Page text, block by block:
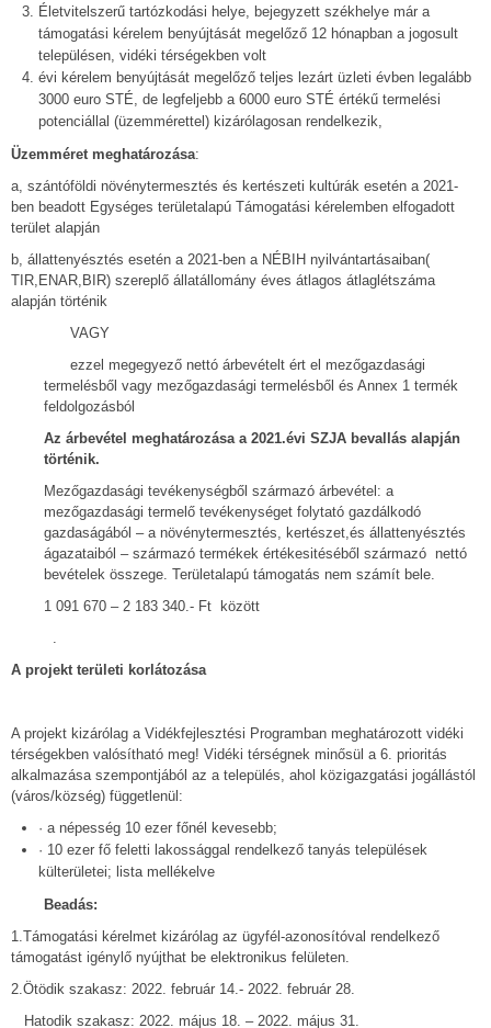
Életvitelszerű tartózkodási helye, bejegyzett székhelye már a
támogatási kérelem benyújtását megelőző 12 hónapban a jogosult
településen, vidéki térségekben volt
évi kérelem benyújtását megelőző teljes lezárt üzleti évben legalább
3000 euro STÉ, de legfeljebb a 6000 euro STÉ értékű termelési
potenciállal (üzemmérettel) kizárólagosan rendelkezik,
Üzemméret meghatározása:
a, szántóföldi növénytermesztés és kertészeti kultúrák esetén a 2021-
ben beadott Egységes területalapú Támogatási kérelemben elfogadott
terület alapján
b, állattenyésztés esetén a 2021-ben a NÉBIH nyilvántartásaiban(
TIR,ENAR,BIR) szereplő állatállomány éves átlagos átlaglétszáma
alapján történik
VAGY
ezzel megegyező nettó árbevételt ért el mezőgazdasági
termelésből vagy mezőgazdasági termelésből és Annex 1 termék
feldolgozásból
Az árbevétel meghatározása a 2021.évi SZJA bevallás alapján
történik.
Mezőgazdasági tevékenységből származó árbevétel: a
mezőgazdasági termelő tevékenységet folytató gazdálkodó
gazdaságából – a növénytermesztés, kertészet,és állattenyésztés
ágazataiból – származó termékek értékesitéséből származó nettó
bevételek összege. Területalapú támogatás nem számít bele.
1 091 670 – 2 183 340.- Ft között
.
A projekt területi korlátozása
A projekt kizárólag a Vidékfejlesztési Programban meghatározott vidéki
térségekben valósítható meg! Vidéki térségnek minősül a 6. prioritás
alkalmazása szempontjából az a település, ahol közigazgatási jogállástól
(város/község) függetlenül:
· a népesség 10 ezer főnél kevesebb;
· 10 ezer fő feletti lakossággal rendelkező tanyás települések
külterületei; lista mellékelve
Beadás:
1.Támogatási kérelmet kizárólag az ügyfél-azonosítóval rendelkező
támogatást igénylő nyújthat be elektronikus felületen.
2.Ötödik szakasz: 2022. február 14.- 2022. február 28.
Hatodik szakasz: 2022. május 18. – 2022. május 31.